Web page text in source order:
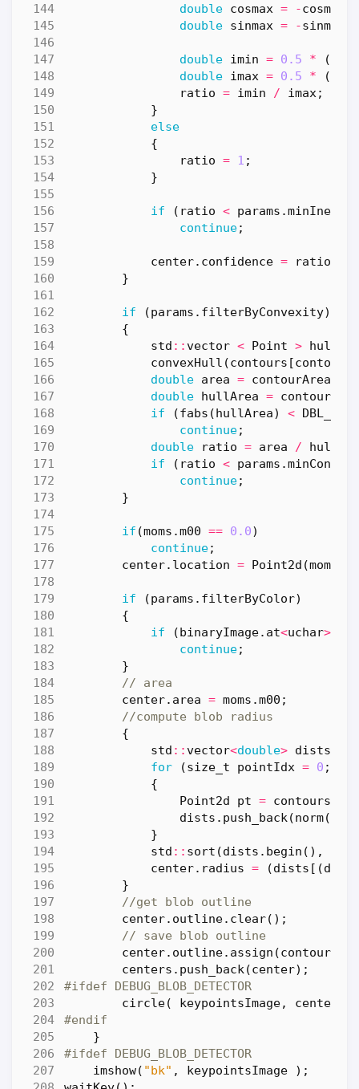
double cosmax = -cosmin
double sinmax = -sinmin
double imin = 0.5 * (
double imax = 0.5 * (
ratio = imin / imax;
}
else
{
ratio = 1 ;
}
if ( ratio < params .
continue;
center. confidence = ratio
}
if (params . filterByConvexity)
{
std ::vector < Point > hull
convexHull (contours [
double area = contourArea
double hullArea =
if
(fabs (hullArea) <
continue;
double
ratio = area /
if
( ratio < params .
continue;
}
if (moms .m00 == 0.0)
continue;
center. location = Point2d (moms
if (params . filterByColor)
{
if
(binaryImage. at<uchar>
continue;
}
center. area = moms .m00 ;
{
std ::vector<double> dists
for
(size_t pointIdx = 0 ;
{
Point2d
pt = contours
dists . push_back(norm(
}
std :: sort (dists . begin (),
center. radius = (dists [(
}
center. outline. clear();
center. outline. assign (contours
centers . push_back(center);
circle( keypointsImage, center
}
imshow( "bk" , keypointsImage
);